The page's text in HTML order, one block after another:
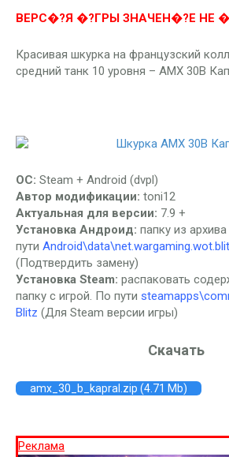
ВЕРС�?Я �?ГРЫ ЗНАЧЕН�?Е НЕ
Красивая шкурка на французский
средний танк 10 уровня – AMX 30B
ОС: Steam + Android (dvpl)
Автор модификации: toni12
Актуальная для версии: 7.9 +
Установка Андроид: папку из
пути
(Подтвердить замену)
Установка Steam: распаковать
папку с игрой. По пути
Blitz (Для Steam версии игры)
Скачать
amx_30_b_kapral.zip (4.71 Mb)
Реклама